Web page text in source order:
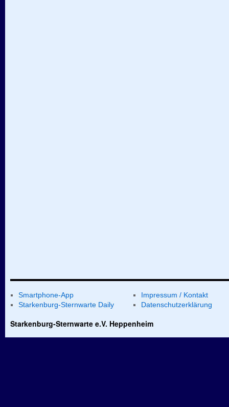
Smartphone-App
Starkenburg-Sternwarte Daily
Impressum / Kontakt
Datenschutzerklärung
Starkenburg-Sternwarte e.V. Heppenheim